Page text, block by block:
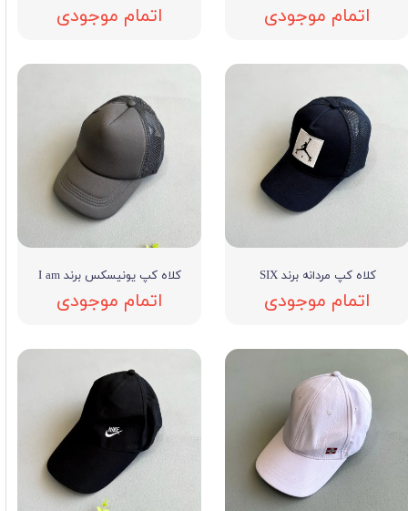
اتمام موجودی اتمام موجودی
کلاه کپ مردانه برند SIX
اتمام موجودی
کلاه کپ یونیسکس برند I am
اتمام موجودی